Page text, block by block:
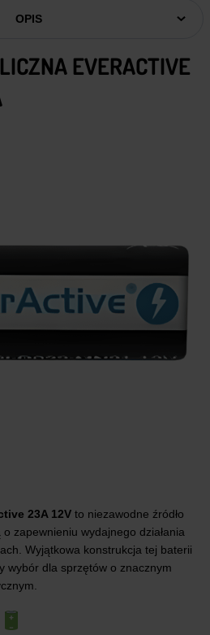
OPIS
EVERACTIVE
23A 12V to niezawodne źródło
zapewnieniu wydajnego działania
Wyjątkowa konstrukcja tej baterii
wybór dla sprzętów o znacznym